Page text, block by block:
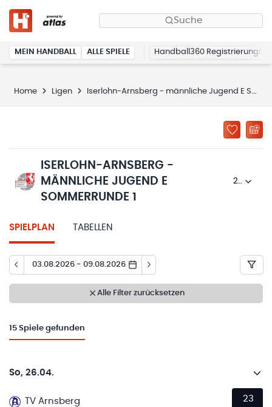
Suche
MEIN HANDBALL ALLE SPIELE Handball360 Registrierung
Home Ligen Iserlohn-Arnsberg - männliche Jugend E Sommerrunde 1
ISERLOHN-ARNSBERG -
MÄNNLICHE JUGEND E
SOMMERRUNDE 1
SPIELPLAN TABELLEN
03.08.2026 - 09.08.2026
Alle Filter zurücksetzen
15 Spiele gefunden
So, 26.04.
TV Arnsberg
23